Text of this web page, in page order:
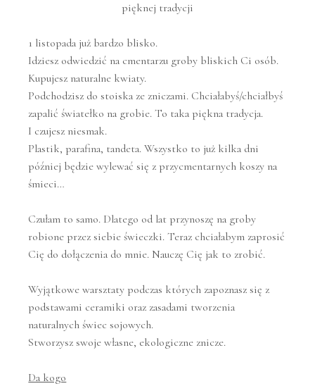
pięknej tradycji
1 listopada już bardzo blisko.
Idziesz odwiedzić na cmentarzu groby bliskich Ci osób.
Kupujesz naturalne kwiaty.
Podchodzisz do stoiska ze zniczami. Chciałabyś/chciałbyś
zapalić światełko na grobie. To taka piękna tradycja.
I czujesz niesmak.
Plastik, parafina, tandeta. Wszystko to już kilka dni
później będzie wylewać się z przycmentarnych koszy na
śmieci…
Czułam to samo. Dlatego od lat przynoszę na groby
robione przez siebie świeczki. Teraz chciałabym zaprosić
Cię do dołączenia do mnie. Nauczę Cię jak to zrobić.
Wyjątkowe warsztaty podczas których zapoznasz się z
podstawami ceramiki oraz zasadami tworzenia
naturalnych świec sojowych.
Stworzysz swoje własne, ekologiczne znicze.
Da kogo